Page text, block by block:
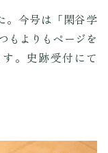
。今号は「閑谷学
もよりもページを
。史跡受付にて